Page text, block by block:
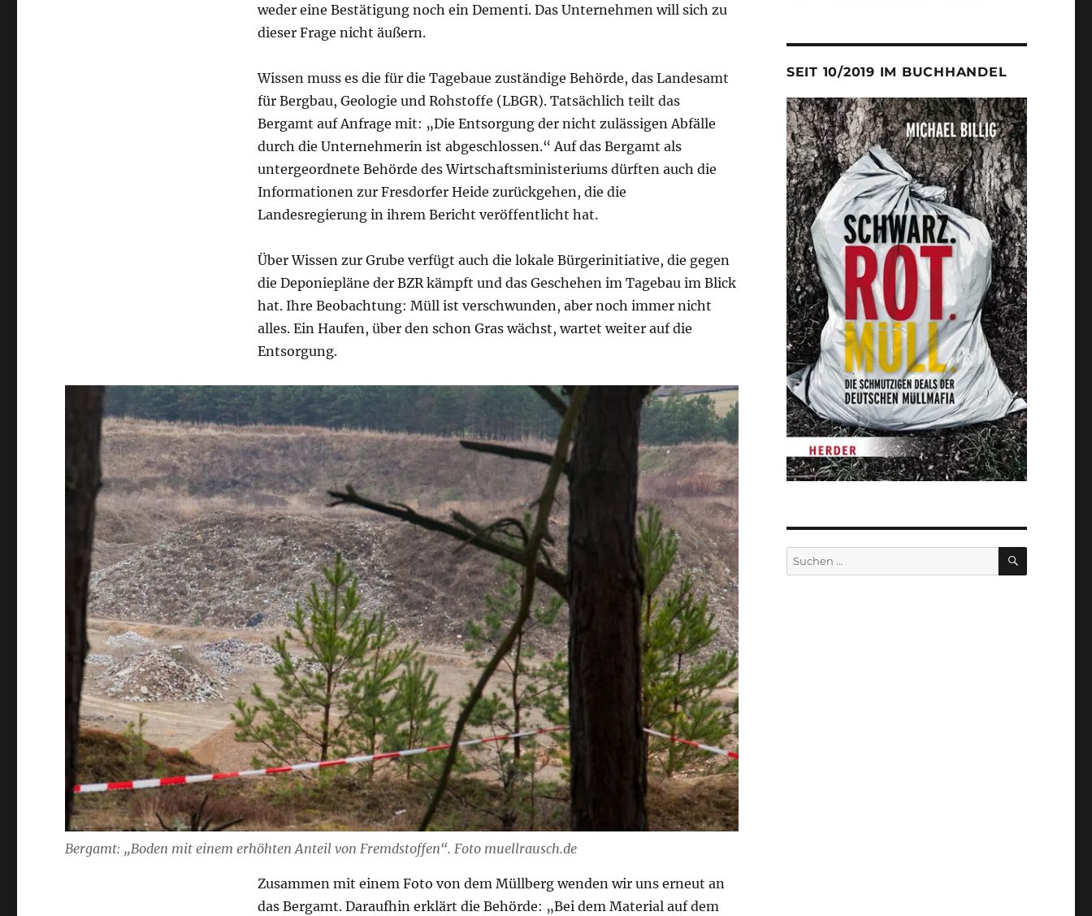
weder eine Bestätigung noch ein Dementi. Das Unternehmen will sich zu
dieser Frage nicht äußern.
Wissen muss es die für die Tagebaue zuständige Behörde, das Landesamt
für Bergbau, Geologie und Rohstoffe (LBGR). Tatsächlich teilt das
Bergamt auf Anfrage mit: „Die Entsorgung der nicht zulässigen Abfälle
durch die Unternehmerin ist abgeschlossen.“ Auf das Bergamt als
untergeordnete Behörde des Wirtschaftsministeriums dürften auch die
Informationen zur Fresdorfer Heide zurückgehen, die die
Landesregierung in ihrem Bericht veröffentlicht hat.
Über Wissen zur Grube verfügt auch die lokale Bürgerinitiative, die gegen
die Deponiepläne der BZR kämpft und das Geschehen im Tagebau im Blick
hat. Ihre Beobachtung: Müll ist verschwunden, aber noch immer nicht
alles. Ein Haufen, über den schon Gras wächst, wartet weiter auf die
Entsorgung.
Bergamt: „Boden mit einem erhöhten Anteil von Fremdstoffen“. Foto muellrausch.de
Zusammen mit einem Foto von dem Müllberg wenden wir uns erneut an
das Bergamt. Daraufhin erklärt die Behörde: „Bei dem Material auf dem
SEIT 10/2019 IM BUCHHANDEL
Suche
nach:
SUCHEN